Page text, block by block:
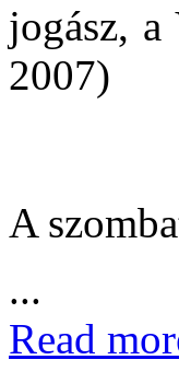
jogász,
2007)
A
...
Read